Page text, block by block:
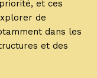
et ces
de
dans les
et des